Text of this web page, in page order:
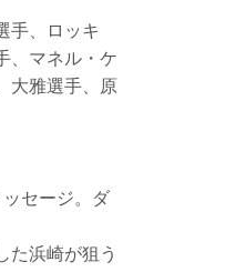
手、ロッキ
、マネル・ケ
大雅選手、原
セージ。ダ
た浜崎が狙う